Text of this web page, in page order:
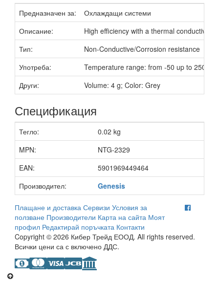
Предназначен за:
Охлаждащи системи
Описание:
High efficiency with a thermal conductivity
Тип:
Non-Conductive/Corrosion resistance
Употреба:
Temperature range: from -50 up to 250 °C
Други:
Volume: 4 g; Color: Grey
Спецификация
Тегло:
0.02 kg
MPN:
NTG-2329
EAN:
5901969449464
Производител:
Genesis
Плащане и доставка Сервизи Условия за
ползване Производители Карта на сайта Моят
профил Редактирай поръчката Контакти
Copyright © 2026 Кибер Трейд ЕООД. All rights reserved.
Всички цени са с включено ДДС.